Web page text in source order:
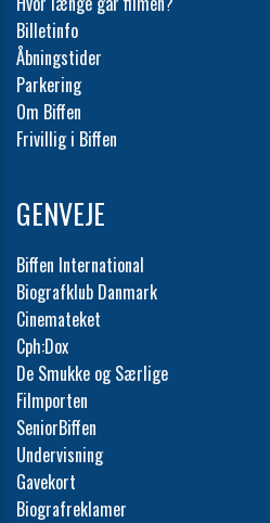
Billetinfo
Åbningstider
Parkering
Om Biffen
Frivillig i Biffen
GENVEJE
Biffen International
Biografklub Danmark
Cinemateket
Cph:Dox
De Smukke og Særlige
Filmporten
SeniorBiffen
Undervisning
Gavekort
Biografreklamer